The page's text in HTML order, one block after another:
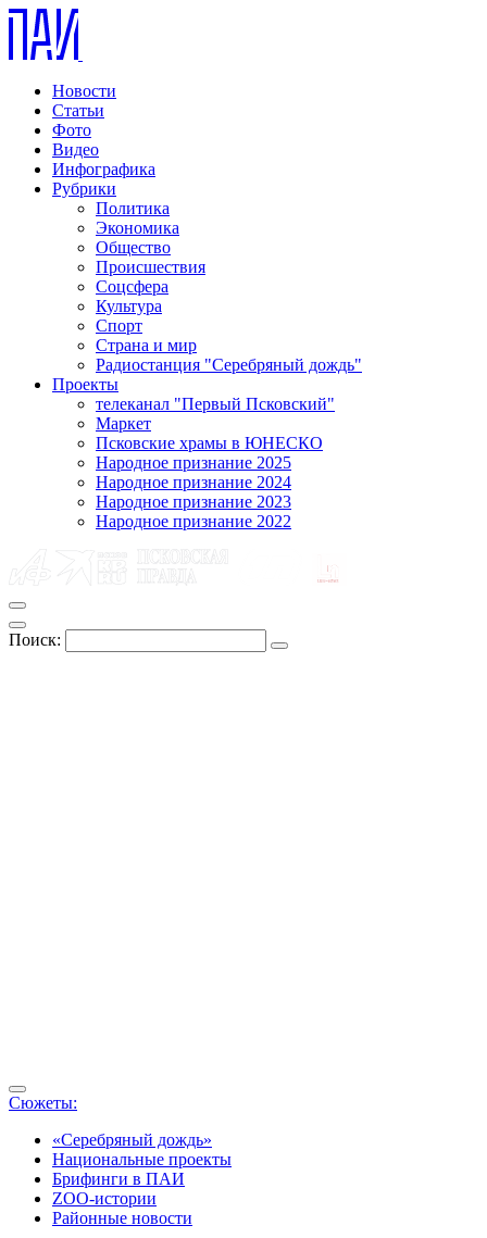
Новости
Статьи
Фото
Видео
Инфографика
Рубрики
Политика
Экономика
Общество
Происшествия
Соцсфера
Культура
Спорт
Страна и мир
Радиостанция "Серебряный дождь"
Проекты
телеканал "Первый Псковский"
Маркет
Псковские храмы в ЮНЕСКО
Народное признание 2025
Народное признание 2024
Народное признание 2023
Народное признание 2022
Поиск:
Сюжеты:
«Серебряный дождь»
Национальные проекты
Брифинги в ПАИ
ZOO-истории
Районные новости